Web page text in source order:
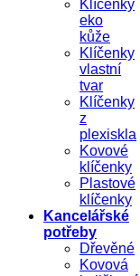
Klíčenky
eko
kůže
Klíčenky
vlastní
tvar
Klíčenky
z
plexiskla
Kovové
klíčenky
Plastové
klíčenky
Kancelářské
potřeby
Dřevěné
Kovová